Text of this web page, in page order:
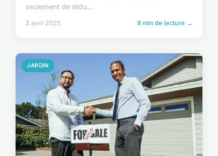
seulement de rédu...
3 avril 2025 8 min de lecture →
JARDIN